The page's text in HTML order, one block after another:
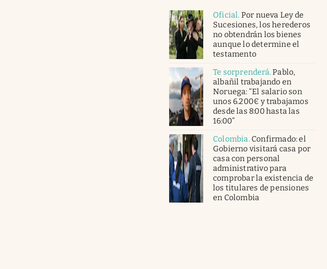
Oficial. Por nueva Ley de
Sucesiones, los herederos
no obtendrán los bienes
aunque lo determine el
testamento
Te sorprenderá.Pablo,
albañil trabajando en
Noruega: “El salario son
unos 6.200€ y trabajamos
desde las 8:00 hasta las
16:00”
Colombia. Confirmado: el
Gobierno visitará casa por
casa con personal
administrativo para
comprobar la existencia de
los titulares de pensiones
en Colombia